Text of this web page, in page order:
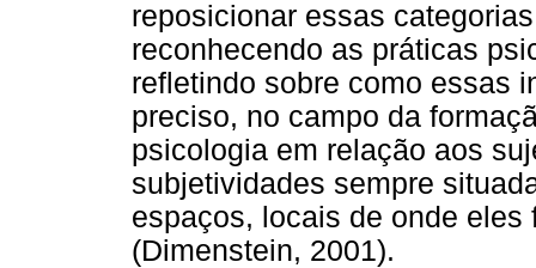
reposicionar essas
reconhecendo as práticas
refletindo sobre como essas
preciso, no campo da
psicologia em relação aos
subjetividades sempre
espaços, locais de onde
(Dimenstein, 2001).